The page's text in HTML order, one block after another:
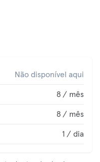
Não disponível aqui
8 / mês
8 / mês
1 / dia